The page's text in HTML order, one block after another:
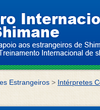
Estrangeiros>Intérpretes